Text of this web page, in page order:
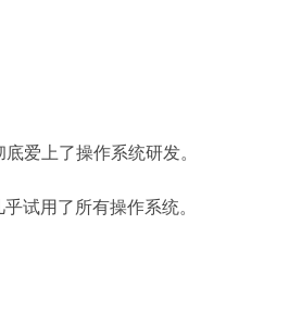
爱上了操作系统研发。
试用了所有操作系统。